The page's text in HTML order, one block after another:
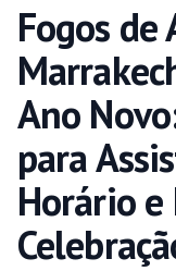
Fogos
Ano
para
Horário e